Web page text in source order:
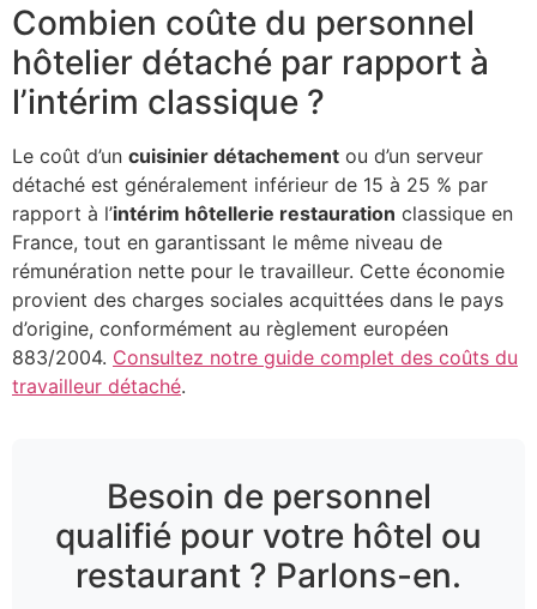
Combien coûte du personnel
hôtelier détaché par rapport à
l’intérim classique ?
Le coût d’un cuisinier détachement ou d’un serveur
détaché est généralement inférieur de 15 à 25 % par
rapport à l’intérim hôtellerie restauration classique en
France, tout en garantissant le même niveau de
rémunération nette pour le travailleur. Cette économie
provient des charges sociales acquittées dans le pays
d’origine, conformément au règlement européen
883/2004. Consultez notre guide complet des coûts du
travailleur détaché.
Besoin de personnel
qualifié pour votre hôtel ou
restaurant ? Parlons-en.